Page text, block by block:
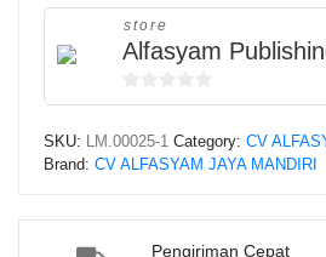
Pengiriman Cepat
store
Alfasyam
0
SKU: LM.00025-1 Category: CV
Brand: CV ALFASYAM JAYA MANDIRI